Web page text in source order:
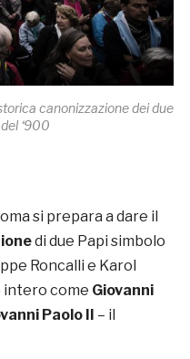
canonizzazione dei due
‘900
si prepara a dare il
di due Papi simbolo
Roncalli e Karol
intero come Giovanni
Paolo II – il